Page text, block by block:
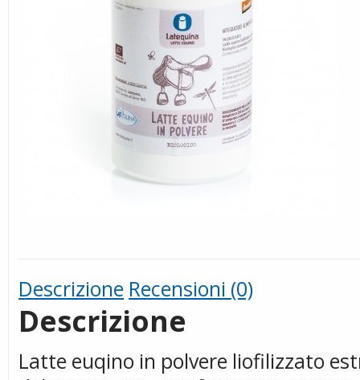
Descrizione Recensioni (0)
Descrizione
Latte euqino in polvere liofilizzato